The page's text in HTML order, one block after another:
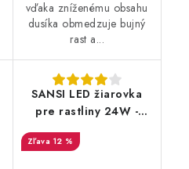
vďaka zníženému obsahu
dusíka obmedzuje bujný
rast a...
SANSI LED žiarovka
pre rastliny 24W -
sada 2ks
12 %